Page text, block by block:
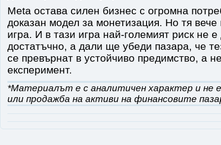
Meta остава силен бизнес с огромна
доказан модел за монетизация. Но тя вече
игра. И в тази игра най-големият риск не
достатъчно, а дали ще убеди пазара, че
се превърнат в устойчиво предимство, а
експеримент.
*Материалът е с аналитичен характер и не
или продажба на активи на финансовите